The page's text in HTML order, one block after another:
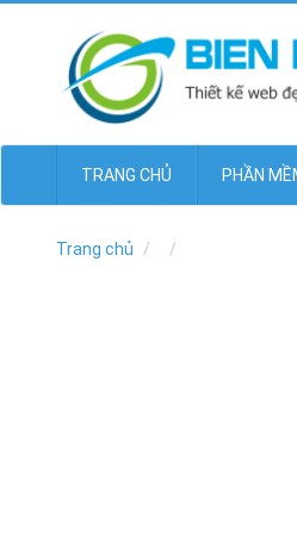
TRANG CHỦ PHẦN
Trang chủ